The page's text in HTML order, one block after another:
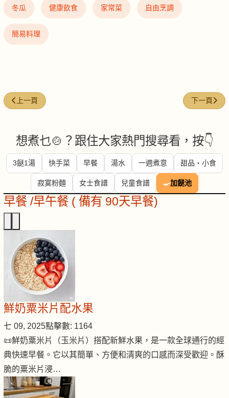
冬瓜 健康飲食 家常菜 自由烹調
簡易料理
上一篇文章: 培根肉丁炒蒲瓜
上一頁 下一篇文章
下一頁
想煮乜🍲？跟住大家熱門搜尋看，按👇
3餸1湯 快手菜 早餐 湯水 一週煮意 甜品・小食
寂寞粉麵 女士食譜 兒童食譜 🍳加餸池
早餐 /早午餐 ( 備有 90天早餐)
鮮奶粟米片配水果
七 09, 2025點擊數: 1164
📜鮮奶粟米片（玉米片）搭配新鮮水果，是一款全球通行的經
典快速早餐。它以其簡單、方便和清爽的口感而深受歡迎。酥
脆的粟米片浸…